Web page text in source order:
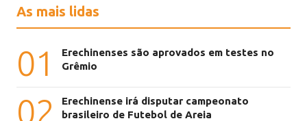
As mais lidas
01
Erechinenses são aprovados em testes no
Grêmio
02
Erechinense irá disputar campeonato
brasileiro de Futebol de Areia